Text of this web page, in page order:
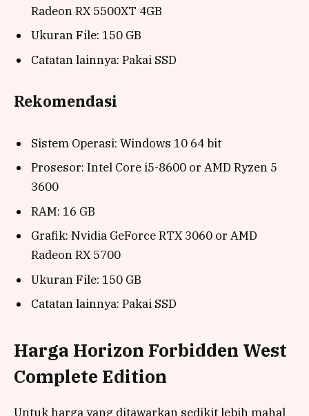
Radeon RX 5500XT 4GB
Ukuran File: 150 GB
Catatan lainnya: Pakai SSD
Rekomendasi
Sistem Operasi: Windows 10 64 bit
Prosesor: Intel Core i5-8600 or AMD Ryzen 5
3600
RAM: 16 GB
Grafik: Nvidia GeForce RTX 3060 or AMD
Radeon RX 5700
Ukuran File: 150 GB
Catatan lainnya: Pakai SSD
Harga Horizon Forbidden West
Complete Edition
Untuk harga yang ditawarkan sedikit lebih mahal